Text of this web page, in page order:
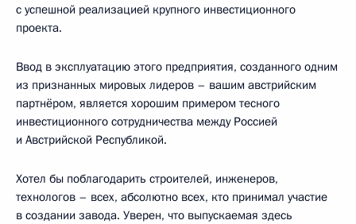
с успешной реализацией крупного инвестиционного
проекта.
Ввод в эксплуатацию этого предприятия, созданного одним
из признанных мировых лидеров – вашим австрийским
партнёром, является хорошим примером тесного
инвестиционного сотрудничества между Россией
и Австрийской Республикой.
Хотел бы поблагодарить строителей, инженеров,
технологов – всех, абсолютно всех, кто принимал участие
в создании завода. Уверен, что выпускаемая здесь